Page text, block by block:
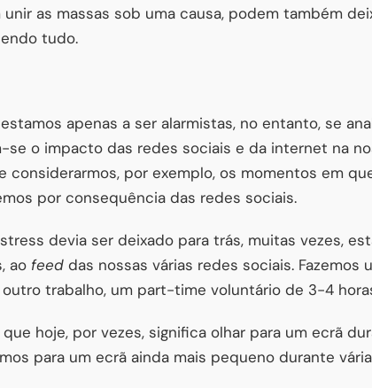
as massas sob uma causa, podem também
tudo.
apenas a ser alarmistas, no entanto, se
o impacto das redes sociais e da internet na
por exemplo, os momentos em
por consequência das redes sociais.
devia ser deixado para trás, muitas vezes,
ao feed das nossas várias redes sociais. Fazemos
trabalho, um part-time voluntário de 3-4
hoje, por vezes, significa olhar para um ecrã
para um ecrã ainda mais pequeno durante